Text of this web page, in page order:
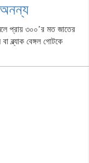
অনন্য
প্রায় ৩০০’র মত জাতের
ব্ল্যাক বেঙ্গল গোটকে